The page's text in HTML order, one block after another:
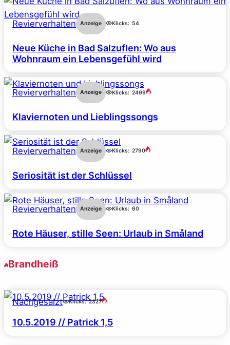
Revierverhalten Anzeige Klicks: 54
Neue Küche in Bad Salzuflen: Wo aus
Wohnraum ein Lebensgefühl wird
Revierverhalten Anzeige Klicks: 2499
Klaviernoten und Lieblingssongs
Revierverhalten Anzeige Klicks: 2790
Seriosität ist der Schlüssel
Revierverhalten Anzeige Klicks: 60
Rote Häuser, stille Seen: Urlaub in Småland
Brandheiß
Nachgesalzt Klicks: 2327
10.5.2019 // Patrick 1,5